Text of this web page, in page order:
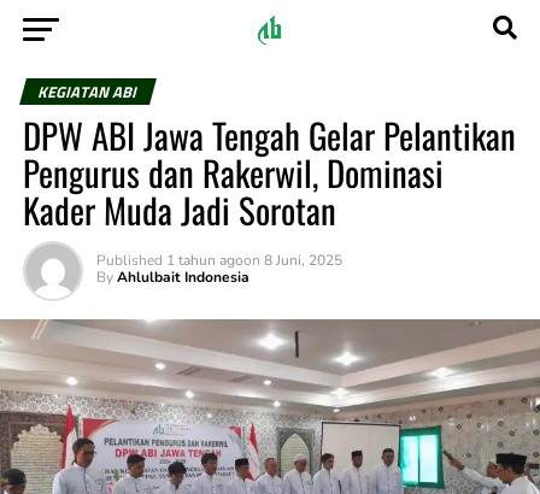
KEGIATAN ABI
DPW ABI Jawa Tengah Gelar Pelantikan
Pengurus dan Rakerwil, Dominasi
Kader Muda Jadi Sorotan
Published 1 tahun agoon 8 Juni, 2025
By Ahlulbait Indonesia